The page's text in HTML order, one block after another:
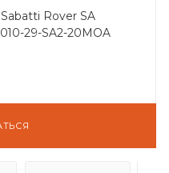
Rover SA
29-SA2-20MOA